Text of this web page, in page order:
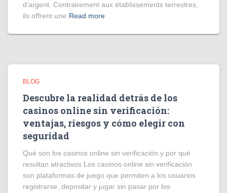
d’argent. Contrairement aux établissements terrestres,
ils offrent une Read more
BLOG
Descubre la realidad detrás de los
casinos online sin verificación:
ventajas, riesgos y cómo elegir con
seguridad
Qué son los casinos online sin verificación y por qué
resultan atractivos Los casinos online sin verificación
son plataformas de juego que permiten a los usuarios
registrarse, depositar y jugar sin pasar por los